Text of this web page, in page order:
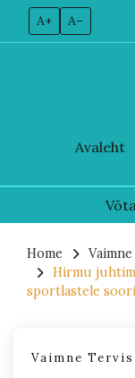
A+ A–
Avaleht
content
Home
Hirmu
sportlastele
Vaimne